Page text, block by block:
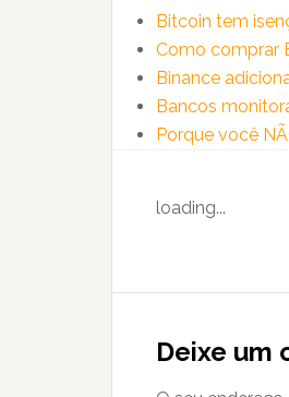
janela) janela)
Bitcoin tem
Como comprar
Binance
Bancos
Porque você
loading...
Deixe um